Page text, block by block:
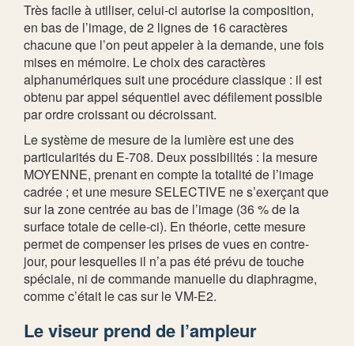
Très facile à utiliser, celui-ci autorise la composition,
en bas de l’image, de 2 lignes de 16 caractères
chacune que l’on peut appeler à la demande, une fois
mises en mémoire. Le choix des caractères
alphanumériques suit une procédure classique : il est
obtenu par appel séquentiel avec défilement possible
par ordre croissant ou décroissant.
Le système de mesure de la lumière est une des
particularités du E-708. Deux possibilités : la mesure
MOYENNE, prenant en compte la totalité de l’image
cadrée ; et une mesure SELECTIVE ne s’exerçant que
sur la zone centrée au bas de l’image (36 % de la
surface totale de celle-ci). En théorie, cette mesure
permet de compenser les prises de vues en contre-
jour, pour lesquelles il n’a pas été prévu de touche
spéciale, ni de commande manuelle du diaphragme,
comme c’était le cas sur le VM-E2.
Le viseur prend de l’ampleur